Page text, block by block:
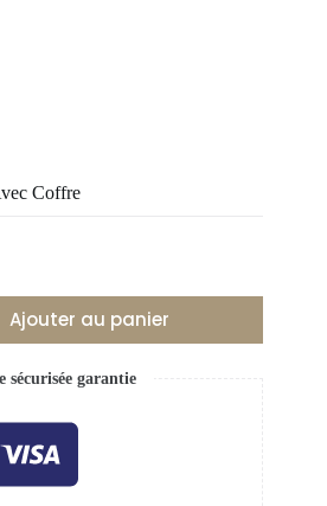
Coffre
Ajouter au panier
sécurisée garantie